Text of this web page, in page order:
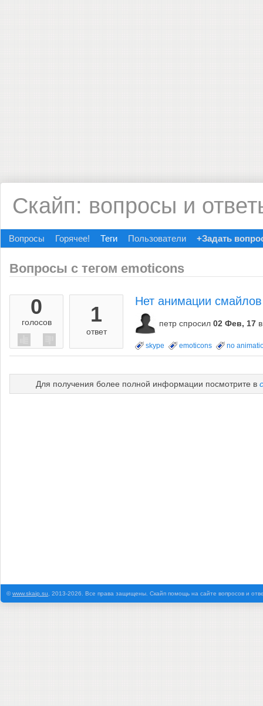
Скайп: вопросы и
Вопросы Горячее! Теги Пользователи +Задать
Вопросы с тегом emoticons
0
голосов 1
ответ
Нет анимации смайлов
петр спросил 02 Фев, 17
skype emoticons no
Для получения более полной информации посмотрите в
©www.skaip.su , 2013-2026. Все права защищены. Скайп помощь на сайте вопросов и